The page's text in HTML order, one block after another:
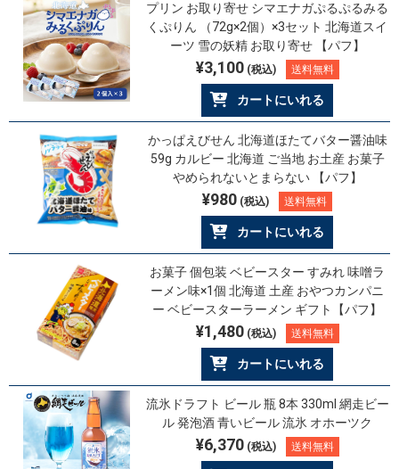
プリン お取り寄せ シマエナガぷるぷるみる
くぷりん （72g×2個）×3セット 北海道スイ
ーツ 雪の妖精 お取り寄せ 【パフ】
¥3,100(税込) 送料無料
カートにいれる
かっぱえびせん 北海道ほたてバター醤油味
59g カルビー 北海道 ご当地 お土産 お菓子
やめられないとまらない 【パフ】
¥980 (税込) 送料無料
カートにいれる
お菓子 個包装 ベビースター すみれ 味噌ラ
ーメン味×1個 北海道 土産 おやつカンパニ
ー ベビースターラーメン ギフト【パフ】
¥1,480(税込) 送料無料
カートにいれる
流氷ドラフト ビール 瓶 8本 330ml 網走ビー
ル 発泡酒 青いビール 流氷 オホーツク
¥6,370(税込) 送料無料